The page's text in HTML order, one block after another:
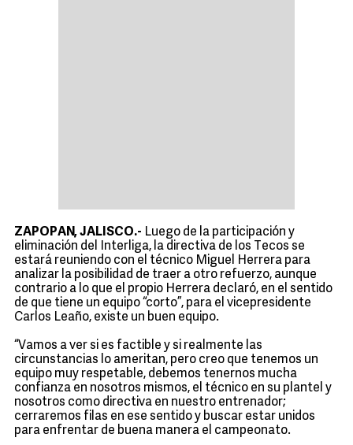
ZAPOPAN, JALISCO.- Luego de la participación y
eliminación del Interliga, la directiva de los Tecos se
estará reuniendo con el técnico Miguel Herrera para
analizar la posibilidad de traer a otro refuerzo, aunque
contrario a lo que el propio Herrera declaró, en el sentido
de que tiene un equipo “corto”, para el vicepresidente
Carlos Leaño, existe un buen equipo.
“Vamos a ver si es factible y si realmente las
circunstancias lo ameritan, pero creo que tenemos un
equipo muy respetable, debemos tenernos mucha
confianza en nosotros mismos, el técnico en su plantel y
nosotros como directiva en nuestro entrenador;
cerraremos filas en ese sentido y buscar estar unidos
para enfrentar de buena manera el campeonato.